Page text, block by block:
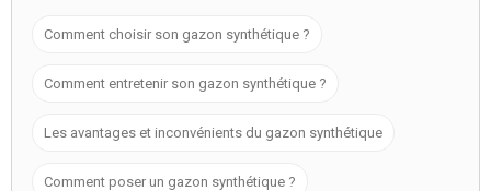
Comment choisir son gazon synthétique ?
Comment entretenir son gazon synthétique ?
Les avantages et inconvénients du gazon synthétique
Comment poser un gazon synthétique ?